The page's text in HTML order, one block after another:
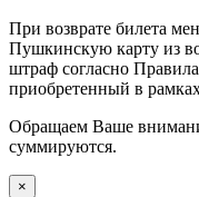
При возврате билета
Пушкинскую карту из
штраф согласно
приобретенный в
Обращаем Ваше
суммируются.
×